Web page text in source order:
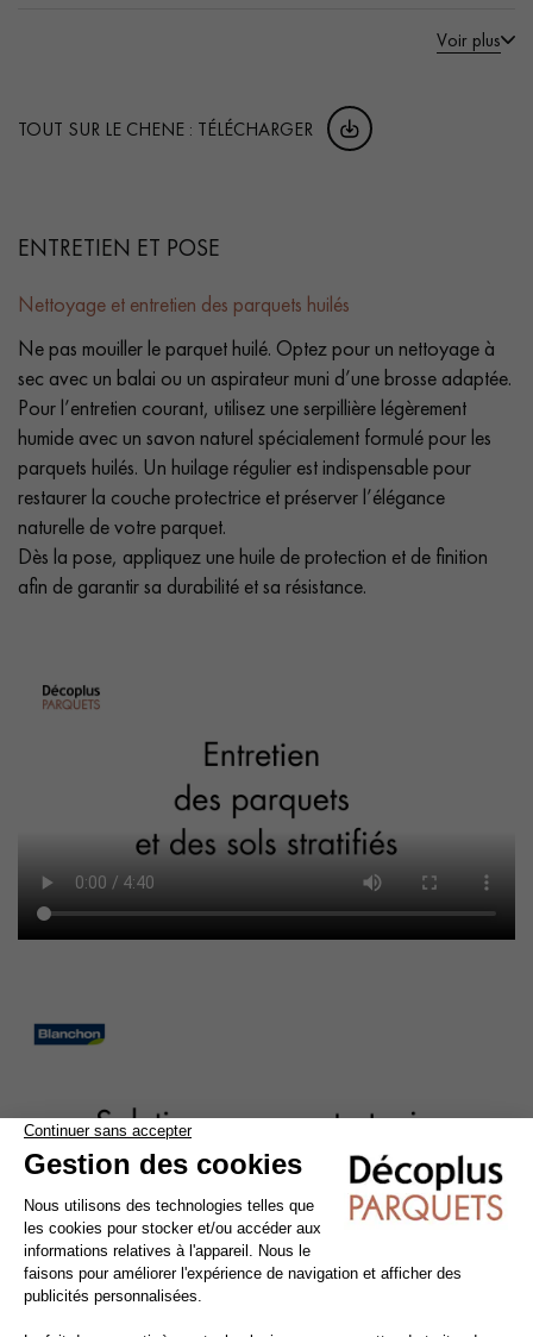
Voir plus
TOUT SUR LE CHENE : TÉLÉCHARGER
ENTRETIEN ET POSE
Nettoyage et entretien des parquets huilés
Ne pas mouiller le parquet huilé. Optez pour un nettoyage à
sec avec un balai ou un aspirateur muni d’une brosse adaptée.
Pour l’entretien courant, utilisez une serpillière légèrement
humide avec un savon naturel spécialement formulé pour les
parquets huilés. Un huilage régulier est indispensable pour
restaurer la couche protectrice et préserver l’élégance
naturelle de votre parquet.
Dès la pose, appliquez une huile de protection et de finition
afin de garantir sa durabilité et sa résistance.